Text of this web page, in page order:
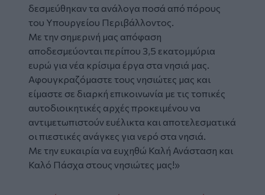
δεσμεύθηκαν τα ανάλογα ποσά από πόρους
του Υπουργείου Περιβάλλοντος.
Με την σημερινή μας απόφαση
αποδεσμεύονται περίπου 3,5 εκατομμύρια
ευρώ για νέα κρίσιμα έργα στα νησιά μας.
Αφουγκραζόμαστε τους νησιώτες μας και
είμαστε σε διαρκή επικοινωνία με τις τοπικές
αυτοδιοικητικές αρχές προκειμένου να
αντιμετωπιστούν ευέλικτα και αποτελεσματικά
οι πιεστικές ανάγκες για νερό στα νησιά.
Με την ευκαιρία να ευχηθώ Καλή Ανάσταση και
Καλό Πάσχα στους νησιώτες μας!»